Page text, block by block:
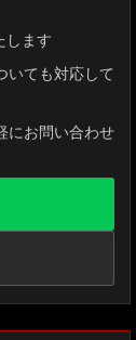
します
いても対応して
にお問い合わせ